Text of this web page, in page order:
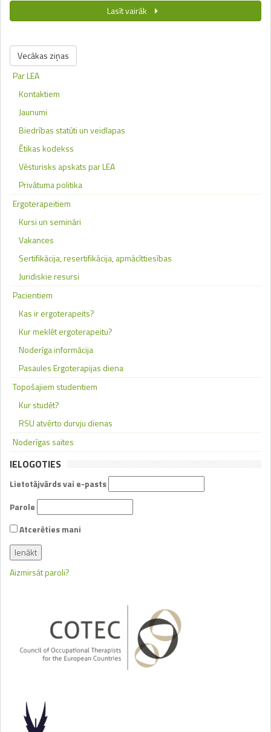
Lasīt vairāk
Vecākas ziņas
Par LEA
Kontaktiem
Jaunumi
Biedrības statūti un veidlapas
Ētikas kodekss
Vēsturisks apskats par LEA
Privātuma politika
Ergoterapeitiem
Kursi un semināri
Vakances
Sertifikācija, resertifikācija, apmācīttiesības
Juridiskie resursi
Pacientiem
Kas ir ergoterapeits?
Kur meklēt ergoterapeitu?
Noderīga informācija
Pasaules Ergoterapijas diena
Topošajiem studentiem
Kur studēt?
RSU atvērto durvju dienas
Noderīgas saites
IELOGOTIES
Lietotājvārds vai e-pasts
Parole
Atcerēties mani
Aizmirsāt paroli?